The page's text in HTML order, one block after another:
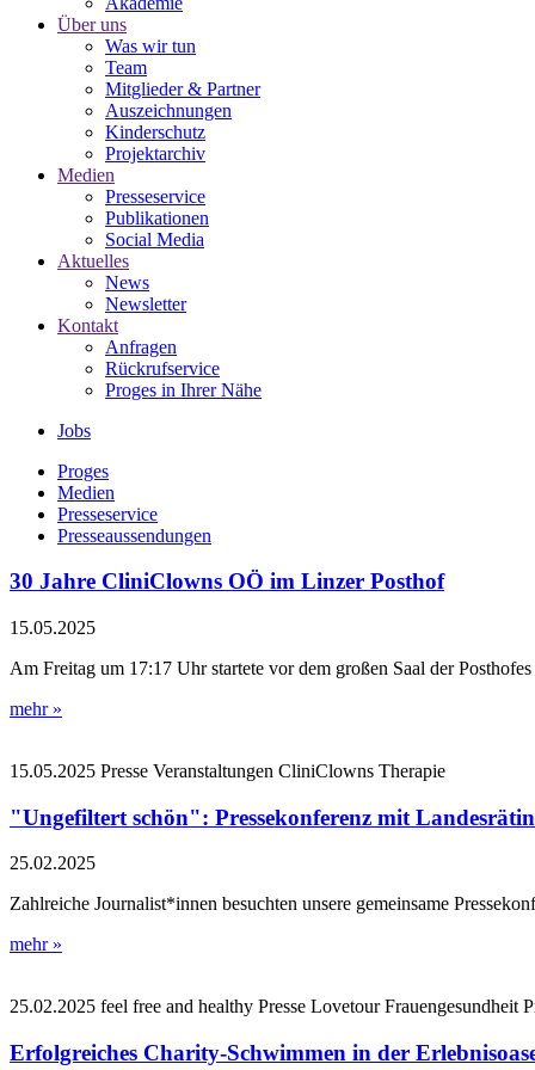
Über uns
Was wir tun
Team
Mitglieder & Partner
Auszeichnungen
Kinderschutz
Projektarchiv
Medien
Presseservice
Publikationen
Social Media
Aktuelles
News
Newsletter
Kontakt
Anfragen
Rückrufservice
Proges in Ihrer Nähe
Jobs
Proges
Medien
Presseservice
Presseaussendungen
30 Jahre CliniClowns OÖ im Linzer Posthof
15.05.2025
Am Freitag um 17:17 Uhr startete vor dem großen Saal der
mehr »
15.05.2025 Presse Veranstaltungen CliniClowns Therapie
"Ungefiltert schön": Pressekonferenz mit
25.02.2025
Zahlreiche Journalist*innen besuchten unsere gemeinsame
mehr »
25.02.2025 feel free and healthy Presse LovetourFrauengesundheit
Erfolgreiches Charity-Schwimmen in der